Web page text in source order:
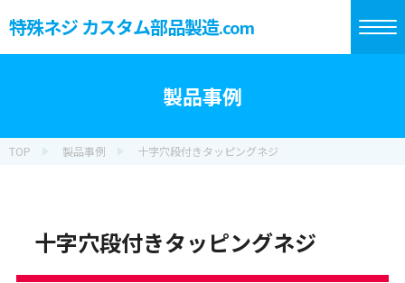
特殊ネジ カスタム部品製造.com
製品事例
TOP 製品事例 十字穴段付きタッピングネジ
十字穴段付きタッピングネジ